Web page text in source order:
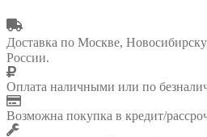
Доставка по Москве,
России.
Оплата наличными или по
Возможна покупка в кредит/